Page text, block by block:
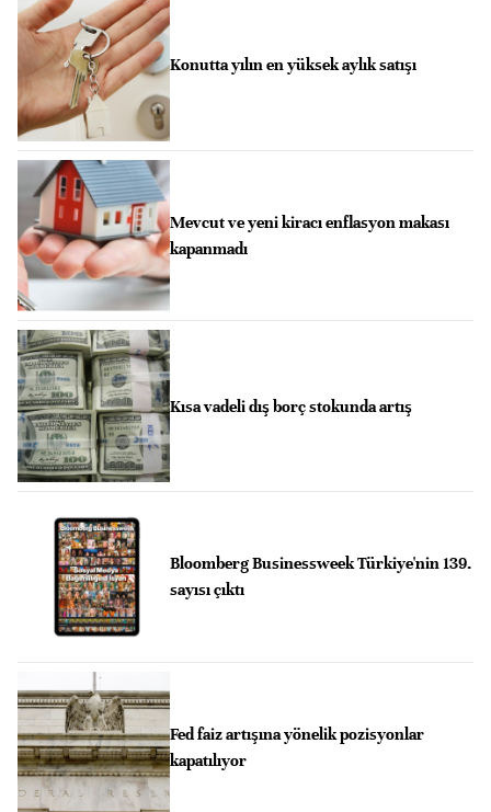
Konutta yılın en yüksek aylık satışı
Mevcut ve yeni kiracı enflasyon makası
kapanmadı
Kısa vadeli dış borç stokunda artış
Bloomberg Businessweek Türkiye'nin 139.
sayısı çıktı
Fed faiz artışına yönelik pozisyonlar
kapatılıyor